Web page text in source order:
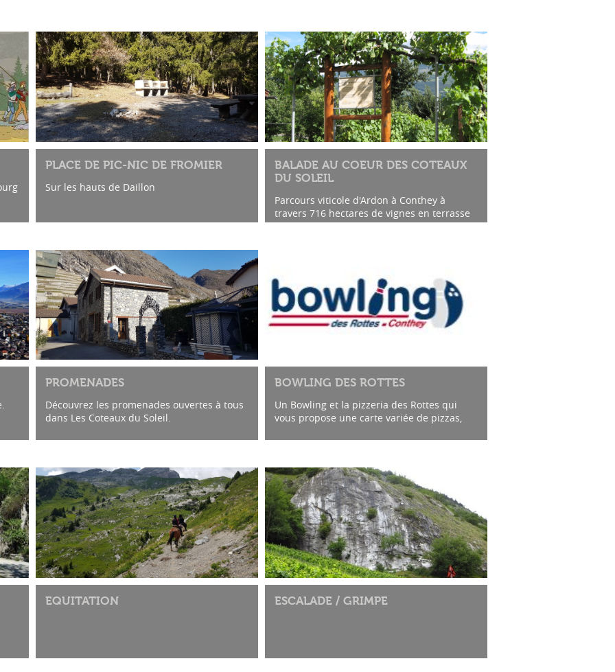
PLACE DE PIC-NIC DE FROMIER
Sur les hauts de Daillon
BALADE AU COEUR DES COTEAUX
DU SOLEIL
Parcours viticole d'Ardon à Conthey à
travers 716 hectares de vignes en terrasse
en passant par le vignoble de l'Amigne sur
PROMENADES
Découvrez les promenades ouvertes à tous
dans Les Coteaux du Soleil.
l'embouchure du Rhône en passant par les
BOWLING DES ROTTES
Un Bowling et la pizzeria des Rottes qui
vous propose une carte variée de pizzas,
d'une sélection de vins.
EQUITATION ESCALADE / GRIMPE